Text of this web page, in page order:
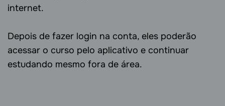
internet.
Depois de fazer login na conta, eles poderão
acessar o curso pelo aplicativo e continuar
estudando mesmo fora de área.